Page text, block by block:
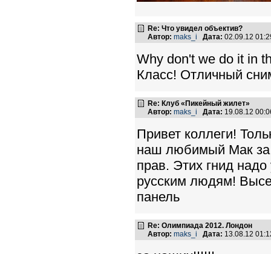
Re: Что увидел объектив?
Автор: maks_i Дата: 02.09.12
Why don't we do it in
Класс! Отличный
Re: Клуб «Пикейный жилет»
Автор: maks_i Дата: 19.08.12
Привет коллеги!
наш любимый Мак за
прав. Этих гнид
русским людям!
панель
Re: Олимпиада 2012. Лондон
Автор: maks_i Дата: 13.08.12